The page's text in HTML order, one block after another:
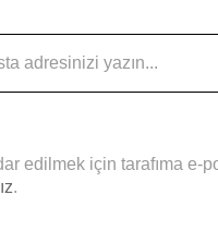
edilmek için tarafıma
.